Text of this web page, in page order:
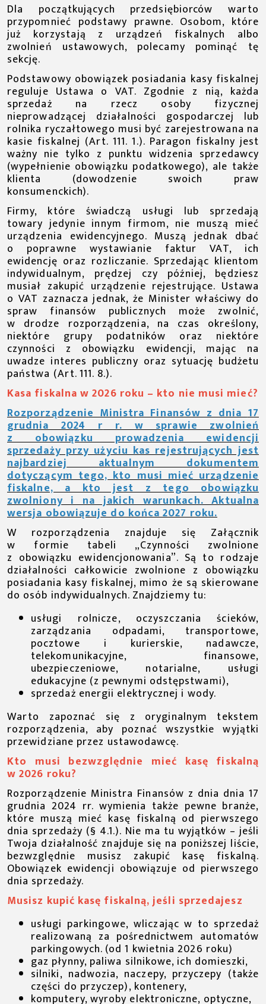
Dla początkujących przedsiębiorców warto
przypomnieć podstawy prawne. Osobom, które
już korzystają z urządzeń fiskalnych albo
zwolnień ustawowych, polecamy pominąć tę
sekcję.
Podstawowy obowiązek posiadania kasy fiskalnej
reguluje Ustawa o VAT. Zgodnie z nią, każda
sprzedaż na rzecz osoby fizycznej
nieprowadzącej działalności gospodarczej lub
rolnika ryczałtowego musi być zarejestrowana na
kasie fiskalnej (Art. 111. 1.). Paragon fiskalny jest
ważny nie tylko z punktu widzenia sprzedawcy
(wypełnienie obowiązku podatkowego), ale także
klienta (dowodzenie swoich praw
konsumenckich).
Firmy, które świadczą usługi lub sprzedają
towary jedynie innym firmom, nie muszą mieć
urządzenia ewidencyjnego. Muszą jednak dbać
o poprawne wystawianie faktur VAT, ich
ewidencję oraz rozliczanie. Sprzedając klientom
indywidualnym, prędzej czy później, będziesz
musiał zakupić urządzenie rejestrujące. Ustawa
o VAT zaznacza jednak, że Minister właściwy do
spraw finansów publicznych może zwolnić,
w drodze rozporządzenia, na czas określony,
niektóre grupy podatników oraz niektóre
czynności z obowiązku ewidencji, mając na
uwadze interes publiczny oraz sytuację budżetu
państwa (Art. 111. 8.).
Kasa fiskalna w 2026 roku – kto nie musi mieć?
Rozporządzenie Ministra Finansów z dnia17
grudnia 2024 rr. w sprawie zwolnień
z obowiązku prowadzenia ewidencji
sprzedaży przy użyciu kas rejestrujących jest
najbardziej aktualnym dokumentem
dotyczącym tego, kto musi mieć urządzenie
fiskalne, a kto jest z tego obowiązku
zwolniony i na jakich warunkach. Aktualna
wersja obowiązuje do końca 2027 roku.
W rozporządzenia znajduje się Załącznik
w formie tabeli „Czynności zwolnione
z obowiązku ewidencjonowania”. Są to rodzaje
działalności całkowicie zwolnione z obowiązku
posiadania kasy fiskalnej, mimo że są skierowane
do osób indywidualnych. Znajdziemy tu:
usługi rolnicze, oczyszczania ścieków,
zarządzania odpadami, transportowe,
pocztowe i kurierskie, nadawcze,
telekomunikacyjne, finansowe,
ubezpieczeniowe, notarialne, usługi
edukacyjne (z pewnymi odstępstwami),
sprzedaż energii elektrycznej i wody.
Warto zapoznać się z oryginalnym tekstem
rozporządzenia, aby poznać wszystkie wyjątki
przewidziane przez ustawodawcę.
Kto musi bezwzględnie mieć kasę fiskalną
w 2026 roku?
Rozporządzenie Ministra Finansów z dnia dnia 17
grudnia 2024 rr. wymienia także pewne branże,
które muszą mieć kasę fiskalną od pierwszego
dnia sprzedaży (§ 4.1.). Nie ma tu wyjątków – jeśli
Twoja działalność znajduje się na poniższej liście,
bezwzględnie musisz zakupić kasę fiskalną.
Obowiązek ewidencji obowiązuje od pierwszego
dnia sprzedaży.
Musisz kupić kasę fiskalną, jeśli sprzedajesz
usługi parkingowe, wliczając w to sprzedaż
realizowaną za pośrednictwem automatów
parkingowych. (od 1 kwietnia 2026 roku)
gaz płynny, paliwa silnikowe, ich domieszki,
silniki, nadwozia, naczepy, przyczepy (także
części do przyczep), kontenery,
komputery, wyroby elektroniczne, optyczne,